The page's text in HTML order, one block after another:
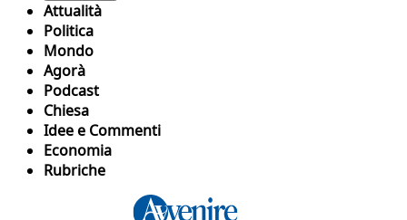
Attualità
Politica
Mondo
Agorà
Podcast
Chiesa
Idee e Commenti
Economia
Rubriche